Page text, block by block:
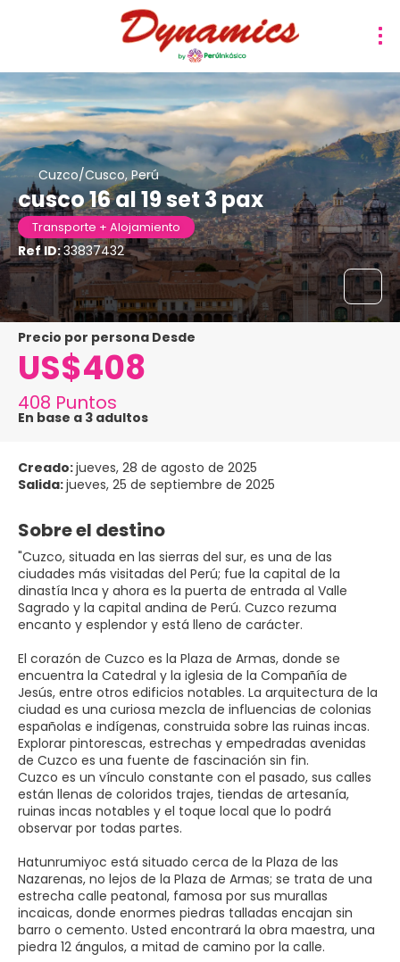
Cuzco/Cusco, Perú
cusco 16 al 19 set 3 pax
Transporte + Alojamiento
Ref ID:33837432
precio por persona Desde
US$408
408 Puntos
En base a 3 adultos
Creado:jueves, 28 de agosto de 2025
Salida:jueves, 25 de septiembre de 2025
Sobre el destino
"Cuzco, situada en las sierras del sur, es una de las
ciudades más visitadas del Perú; fue la capital de la
dinastía Inca y ahora es la puerta de entrada al Valle
Sagrado y la capital andina de Perú. Cuzco rezuma
encanto y esplendor y está lleno de carácter.
El corazón de Cuzco es la Plaza de Armas, donde se
encuentra la Catedral y la iglesia de la Compañía de
Jesús, entre otros edificios notables. La arquitectura de la
ciudad es una curiosa mezcla de influencias de colonias
españolas e indígenas, construida sobre las ruinas incas.
Explorar pintorescas, estrechas y empedradas avenidas
de Cuzco es una fuente de fascinación sin fin.
Cuzco es un vínculo constante con el pasado, sus calles
están llenas de coloridos trajes, tiendas de artesanía,
ruinas incas notables y el toque local que lo podrá
observar por todas partes.
Hatunrumiyoc está situado cerca de la Plaza de las
Nazarenas, no lejos de la Plaza de Armas; se trata de una
estrecha calle peatonal, famosa por sus murallas
incaicas, donde enormes piedras talladas encajan sin
barro o cemento. Usted encontrará la obra maestra, una
piedra 12 ángulos, a mitad de camino por la calle.